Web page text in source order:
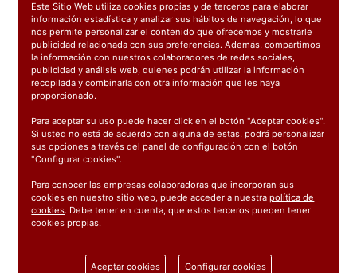
Ref:723000
Este Sitio Web utiliza cookies propias y de terceros para elaborar
información estadística y analizar sus hábitos de navegación, lo que
nos permite personalizar el contenido que ofrecemos y mostrarle
publicidad relacionada con sus preferencias. Además, compartimos
la información con nuestros colaboradores de redes sociales,
publicidad y análisis web, quienes podrán utilizar la información
recopilada y combinarla con otra información que les haya
proporcionado.
Para aceptar su uso puede hacer click en el botón "Aceptar cookies".
Si usted no está de acuerdo con alguna de estas, podrá personalizar
sus opciones a través del panel de configuración con el botón
"Configurar cookies".
Para conocer las empresas colaboradoras que incorporan sus
cookies en nuestro sitio web, puede acceder a nuestrapolítica de
cookies. Debe tener en cuenta, que estos terceros pueden tener
cookies propias.
Aceptar cookies Configurar cookies